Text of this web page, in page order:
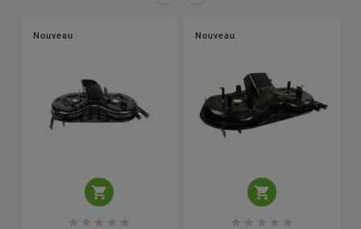
Nouveau

    
Nouveau

    